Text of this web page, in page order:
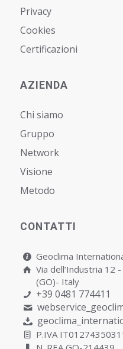
Privacy
Cookies
Certificazioni
AZIENDA
Chi siamo
Gruppo
Network
Visione
Metodo
CONTATTI
Geoclima
Via dell’Industria 12
(GO)- Italy
+39 0481 774411
P.IVA